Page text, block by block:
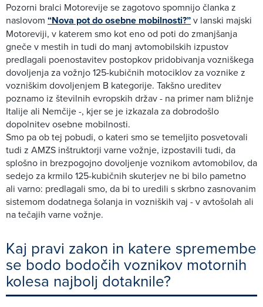
Pozorni bralci Motorevije se zagotovo spomnijo članka z
naslovom “Nova pot do osebne mobilnosti?”v lanski majski
Motoreviji, v katerem smo kot eno od poti do zmanjšanja
gneče v mestih in tudi do manj avtomobilskih izpustov
predlagali poenostavitev postopkov pridobivanja vozniškega
dovoljenja za vožnjo 125-kubičnih motociklov za voznike z
vozniškim dovoljenjem B kategorije. Takšno ureditev
poznamo iz številnih evropskih držav - na primer nam bližnje
Italije ali Nemčije -, kjer se je izkazala za dobrodošlo
dopolnitev osebne mobilnosti.
Smo pa ob tej pobudi, o kateri smo se temeljito posvetovali
tudi z AMZS inštruktorji varne vožnje, izpostavili tudi, da
splošno in brezpogojno dovoljenje voznikom avtomobilov, da
sedejo za krmilo 125-kubičnih skuterjev ne bi bilo pametno
ali varno: predlagali smo, da bi to uredili s skrbno zasnovanim
sistemom dodatnega šolanja in vozniških vaj - v avtošolah ali
na tečajih varne vožnje.
Kaj pravi zakon in katere spremembe
se bodo bodočih voznikov motornih
kolesa najbolj dotaknile?